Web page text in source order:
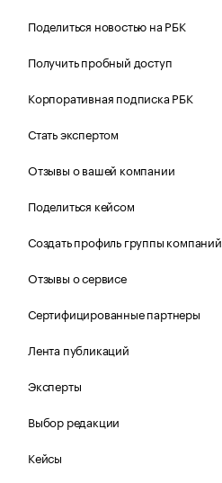
Поделиться новостью на РБК
Получить пробный доступ
Корпоративная подписка РБК
Стать экспертом
Отзывы о вашей компании
Поделиться кейсом
Создать профиль группы компаний
Отзывы о сервисе
Сертифицированные партнеры
Лента публикаций
Эксперты
Выбор редакции
Кейсы